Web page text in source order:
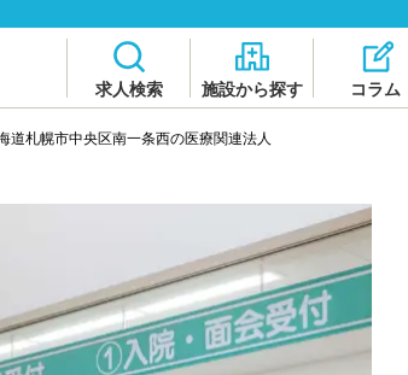
求人検索 施設から探す コラム
道札幌市中央区南一条西の医療関連法人